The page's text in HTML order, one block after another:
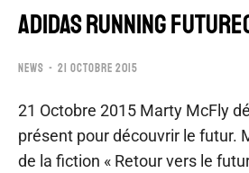
ADIDAS RUNNING
NEWS 21 OCTOBRE 2015
21 Octobre 2015 Marty McFly
présent pour découvrir le futur.
de la fiction « Retour vers le